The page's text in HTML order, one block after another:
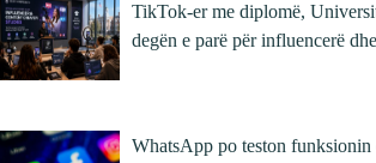
TikTok-er me diplomë,
degën e parë për influencerë
WhatsApp po teston funksionin